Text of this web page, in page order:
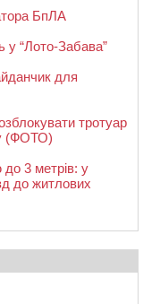
БпЛА
у “Лото-Забава”
для
тротуар
(ФОТО)
3 метрів: у
до житлових